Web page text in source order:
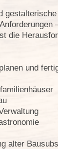
die
und
alter